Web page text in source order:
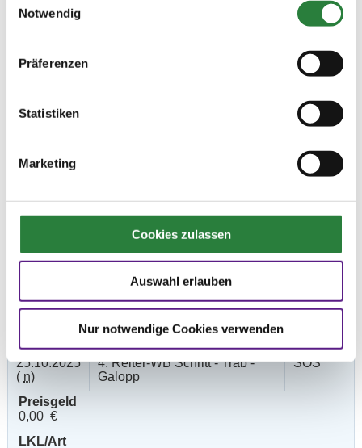
Notwendig
Präferenzen
Statistiken
Marketing
Cookies zulassen
Auswahl erlauben
Nur notwendige Cookies verwenden
(v)
25.10.2025
DRE
Preisgeld
150,00 €
(v)
3. Dressurreiterprüfung Kl.L*
Trense
25.10.2025
( n)
4. Reiter-WB Schritt - Trab -
Galopp
SOS
Preisgeld
0,00 €
LKL/Art